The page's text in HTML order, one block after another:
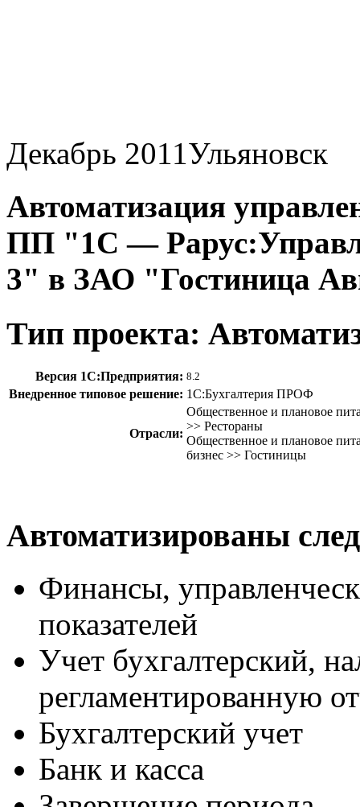
Декабрь 2011Ульяновск
Автоматизация
ПП "1С —
3" в ЗАО "Гостиница
Тип проекта:
Версия 1С:Предприятия: 8.2
Внедренное типовое решение: 1С:Бухгалтерия ПРОФ
Отрасли:
Общественное и плановое
>> Рестораны
Общественное и плановое
бизнес >> Гостиницы
Автоматизированы
Финансы,
показателей
Учет бухгалтерский,
регламентированную
Бухгалтерский учет
Банк и касса